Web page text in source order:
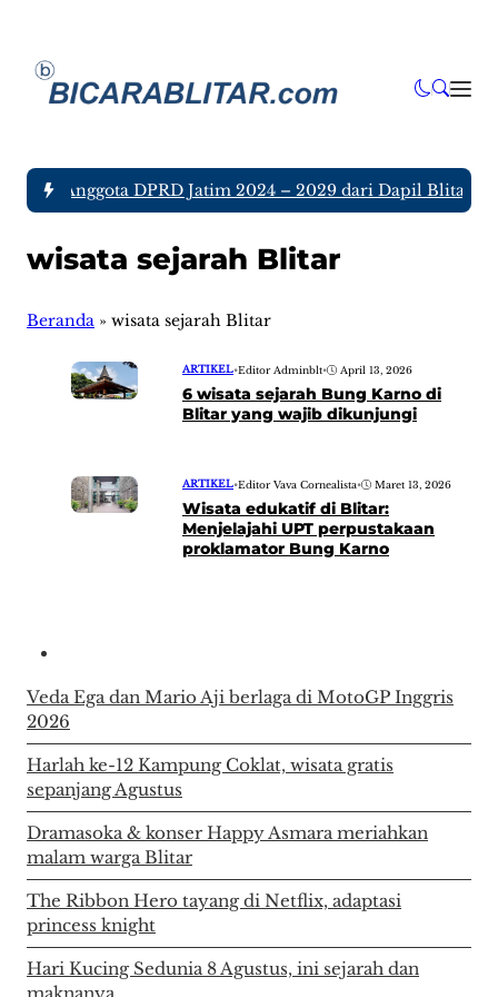
tujuh Anggota DPRD Jatim 2024 – 2029 dari Dapil Blitar
wisata sejarah Blitar
Beranda » wisata sejarah Blitar
ARTIKEL•Editor Adminblt• April 13, 2026
6 wisata sejarah Bung Karno di
Blitar yang wajib dikunjungi
ARTIKEL•Editor Vava Cornealista• Maret 13, 2026
Wisata edukatif di Blitar:
Menjelajahi UPT perpustakaan
proklamator Bung Karno
Veda Ega dan Mario Aji berlaga di MotoGP Inggris
2026
Harlah ke-12 Kampung Coklat, wisata gratis
sepanjang Agustus
Dramasoka & konser Happy Asmara meriahkan
malam warga Blitar
The Ribbon Hero tayang di Netflix, adaptasi
princess knight
Hari Kucing Sedunia 8 Agustus, ini sejarah dan